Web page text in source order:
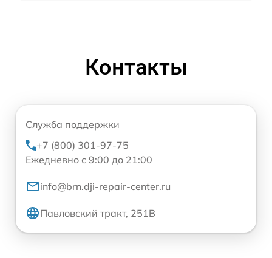
Контакты
Служба поддержки
+7 (800) 301-97-75
Ежедневно с 9:00 до 21:00
info@brn.dji-repair-center.ru
Павловский тракт, 251В